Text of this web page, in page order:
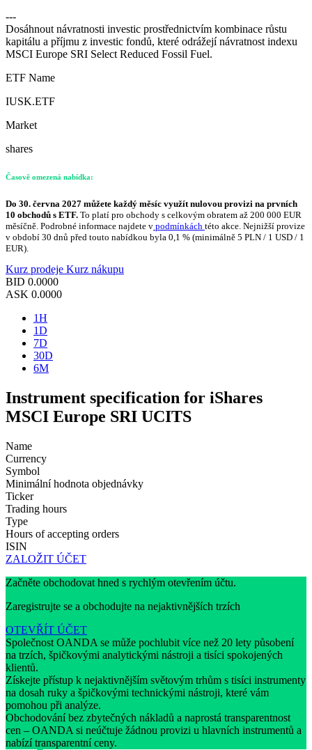
---
Dosáhnout návratnosti investic prostřednictvím kombinace růstu
kapitálu a příjmu z investic fondů, které odrážejí návratnost indexu
MSCI Europe SRI Select Reduced Fossil Fuel.
ETF Name
IUSK.ETF
Market
shares
Časově omezená nabídka:
Do 30. června 2027 můžete každý měsíc využít nulovou provizi na prvních
10 obchodů s ETF. To platí pro obchody s celkovým obratem až 200 000 EUR
měsíčně. Podrobné informace najdete v podmínkách této akce. Nejnižší provize
v období 30 dnů před touto nabídkou byla 0,1 % (minimálně 5 PLN / 1 USD / 1
EUR).
Kurz prodeje Kurz nákupu
BID 0.0000
ASK 0.0000
1H
1D
7D
30D
6M
Instrument specification for iShares
MSCI Europe SRI UCITS
Name
Currency
Symbol
Minimální hodnota objednávky
Ticker
Trading hours
Type
Hours of accepting orders
ISIN
ZALOŽIT ÚČET
Začněte obchodovat hned s rychlým otevřením účtu.
Zaregistrujte se a obchodujte na nejaktivnějších trzích
OTEVŘÍT ÚČET
Společnost OANDA se může pochlubit více než 20 lety působení
na trzích, špičkovými analytickými nástroji a tisíci spokojených
klientů.
Získejte přístup k nejaktivnějším světovým trhům s tisíci instrumenty
na dosah ruky a špičkovými technickými nástroji, které vám
pomohou při analýze.
Obchodování bez zbytečných nákladů a naprostá transparentnost
cen – OANDA si neúčtuje žádnou provizi u hlavních instrumentů a
nabízí transparentní ceny.